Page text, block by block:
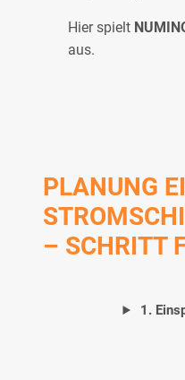
Hier spielt
aus.
PLANUNG
– SCHRITT
1.